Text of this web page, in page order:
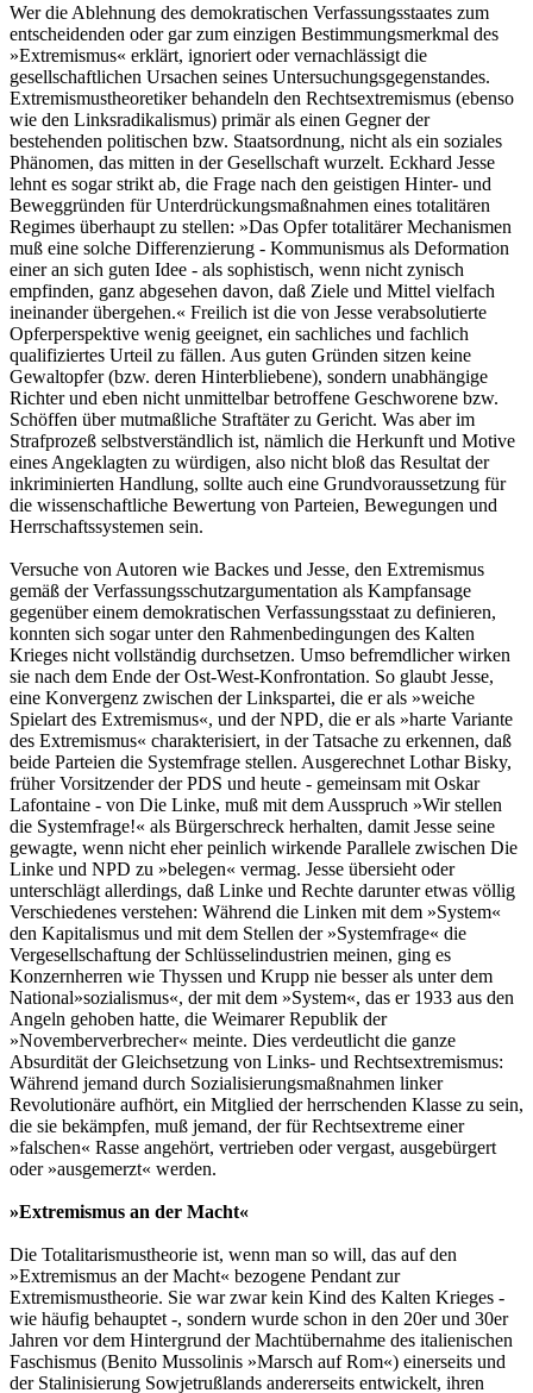
Wer die Ablehnung des demokratischen Verfassungsstaates zum
entscheidenden oder gar zum einzigen Bestimmungsmerkmal des
»Extremismus« erklärt, ignoriert oder vernachlässigt die
gesellschaftlichen Ursachen seines Untersuchungsgegenstandes.
Extremismustheoretiker behandeln den Rechtsextremismus (ebenso
wie den Linksradikalismus) primär als einen Gegner der
bestehenden politischen bzw. Staatsordnung, nicht als ein soziales
Phänomen, das mitten in der Gesellschaft wurzelt. Eckhard Jesse
lehnt es sogar strikt ab, die Frage nach den geistigen Hinter- und
Beweggründen für Unterdrückungsmaßnahmen eines totalitären
Regimes überhaupt zu stellen: »Das Opfer totalitärer Mechanismen
muß eine solche Differenzierung - Kommunismus als Deformation
einer an sich guten Idee - als sophistisch, wenn nicht zynisch
empfinden, ganz abgesehen davon, daß Ziele und Mittel vielfach
ineinander übergehen.« Freilich ist die von Jesse verabsolutierte
Opferperspektive wenig geeignet, ein sachliches und fachlich
qualifiziertes Urteil zu fällen. Aus guten Gründen sitzen keine
Gewaltopfer (bzw. deren Hinterbliebene), sondern unabhängige
Richter und eben nicht unmittelbar betroffene Geschworene bzw.
Schöffen über mutmaßliche Straftäter zu Gericht. Was aber im
Strafprozeß selbstverständlich ist, nämlich die Herkunft und Motive
eines Angeklagten zu würdigen, also nicht bloß das Resultat der
inkriminierten Handlung, sollte auch eine Grundvoraussetzung für
die wissenschaftliche Bewertung von Parteien, Bewegungen und
Herrschaftssystemen sein.
Versuche von Autoren wie Backes und Jesse, den Extremismus
gemäß der Verfassungsschutzargumentation als Kampfansage
gegenüber einem demokratischen Verfassungsstaat zu definieren,
konnten sich sogar unter den Rahmenbedingungen des Kalten
Krieges nicht vollständig durchsetzen. Umso befremdlicher wirken
sie nach dem Ende der Ost-West-Konfrontation. So glaubt Jesse,
eine Konvergenz zwischen der Linkspartei, die er als »weiche
Spielart des Extremismus«, und der NPD, die er als »harte Variante
des Extremismus« charakterisiert, in der Tatsache zu erkennen, daß
beide Parteien die Systemfrage stellen. Ausgerechnet Lothar Bisky,
früher Vorsitzender der PDS und heute - gemeinsam mit Oskar
Lafontaine - von Die Linke, muß mit dem Ausspruch »Wir stellen
die Systemfrage!« als Bürgerschreck herhalten, damit Jesse seine
gewagte, wenn nicht eher peinlich wirkende Parallele zwischen Die
Linke und NPD zu »belegen« vermag. Jesse übersieht oder
unterschlägt allerdings, daß Linke und Rechte darunter etwas völlig
Verschiedenes verstehen: Während die Linken mit dem »System«
den Kapitalismus und mit dem Stellen der »Systemfrage« die
Vergesellschaftung der Schlüsselindustrien meinen, ging es
Konzernherren wie Thyssen und Krupp nie besser als unter dem
National»sozialismus«, der mit dem »System«, das er 1933 aus den
Angeln gehoben hatte, die Weimarer Republik der
»Novemberverbrecher« meinte. Dies verdeutlicht die ganze
Absurdität der Gleichsetzung von Links- und Rechtsextremismus:
Während jemand durch Sozialisierungsmaßnahmen linker
Revolutionäre aufhört, ein Mitglied der herrschenden Klasse zu sein,
die sie bekämpfen, muß jemand, der für Rechtsextreme einer
»falschen« Rasse angehört, vertrieben oder vergast, ausgebürgert
oder »ausgemerzt« werden.
»Extremismus an der Macht«
Die Totalitarismustheorie ist, wenn man so will, das auf den
»Extremismus an der Macht« bezogene Pendant zur
Extremismustheorie. Sie war zwar kein Kind des Kalten Krieges -
wie häufig behauptet -, sondern wurde schon in den 20er und 30er
Jahren vor dem Hintergrund der Machtübernahme des italienischen
Faschismus (Benito Mussolinis »Marsch auf Rom«) einerseits und
der Stalinisierung Sowjetrußlands andererseits entwickelt, ihren